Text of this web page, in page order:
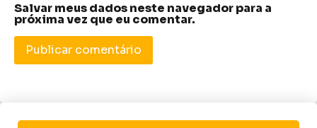
Salvar meus dados neste navegador para a
próxima vez que eu comentar.